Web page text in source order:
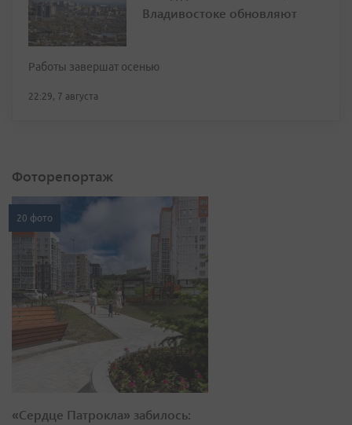
Владивостоке обновляют
Работы завершат осенью
22:29, 7 августа
Фоторепортаж
20 фото
«Сердце Патрокла» забилось: